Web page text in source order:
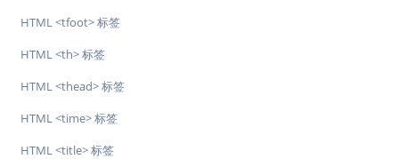
HTML <tfoot> 标签
HTML <th> 标签
HTML <thead> 标签
HTML <time> 标签
HTML <title> 标签